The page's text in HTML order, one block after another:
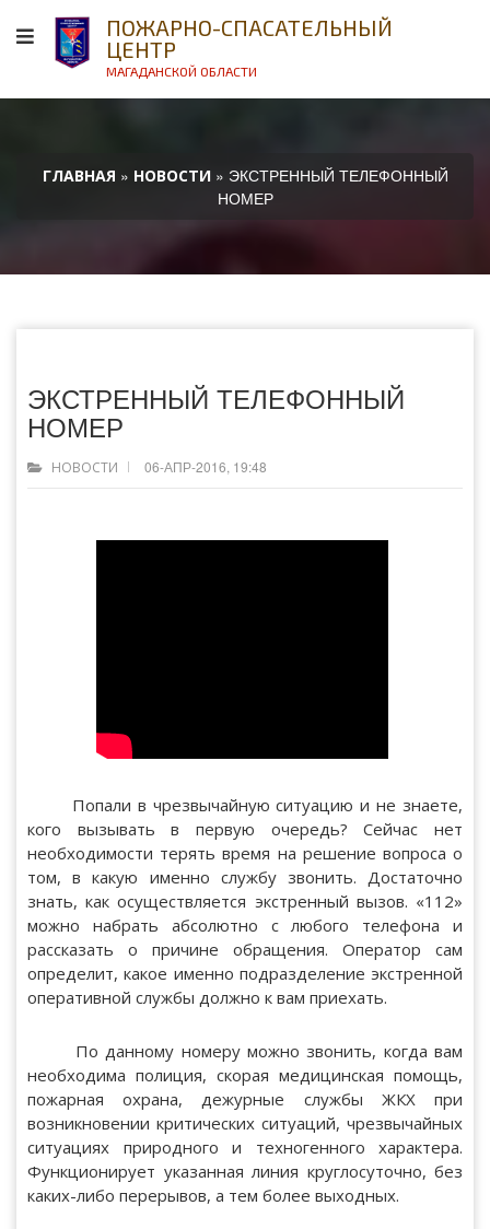
ПОЖАРНО-СПАСАТЕЛЬНЫЙ
ЦЕНТР
МАГАДАНСКОЙ ОБЛАСТИ
ГЛАВНАЯ » НОВОСТИ» ЭКСТРЕННЫЙ ТЕЛЕФОННЫЙ
НОМЕР
ЭКСТРЕННЫЙ ТЕЛЕФОННЫЙ
НОМЕР
НОВОСТИ 06-АПР-2016, 19:48
Попали в чрезвычайную ситуацию и не знаете,
кого вызывать в первую очередь? Сейчас нет
необходимости терять время на решение вопроса о
том, в какую именно службу звонить. Достаточно
знать, как осуществляется экстренный вызов. «112»
можно набрать абсолютно с любого телефона и
рассказать о причине обращения. Оператор сам
определит, какое именно подразделение экстренной
оперативной службы должно к вам приехать.
По данному номеру можно звонить, когда вам
необходима полиция, скорая медицинская помощь,
пожарная охрана, дежурные службы ЖКХ при
возникновении критических ситуаций, чрезвычайных
ситуациях природного и техногенного характера.
Функционирует указанная линия круглосуточно, без
каких-либо перерывов, а тем более выходных.